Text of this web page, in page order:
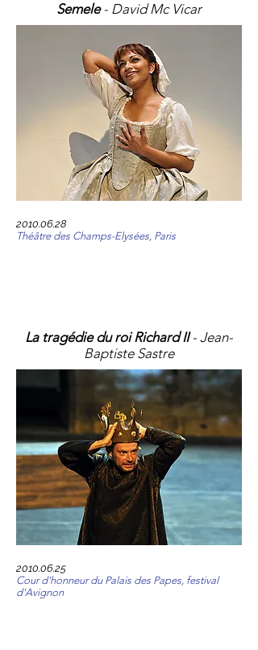
Semele- David Mc Vicar
2010.06.28
Théâtre des Champs-Elysées, Paris
La tragédie du roi Richard II- Jean-
Baptiste Sastre
2010.06.25
Cour d'honneur du Palais des Papes, festival
d'Avignon